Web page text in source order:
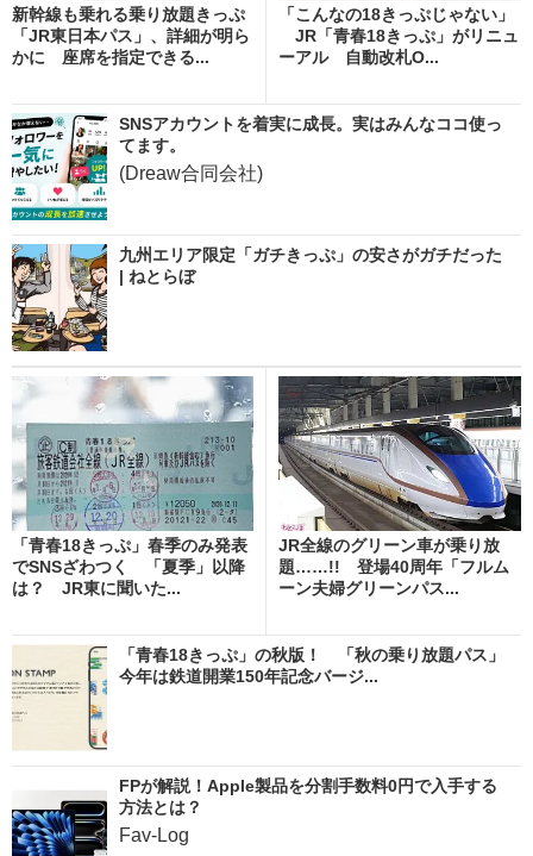
新幹線も乗れる乗り放題きっぷ
「JR東日本パス」、詳細が明ら
かに 座席を指定できる...
「こんなの18きっぷじゃない」
JR「青春18きっぷ」がリニュ
ーアル 自動改札O...
SNSアカウントを着実に成長。実はみんなココ使っ
てます。
(Dreaw合同会社)
九州エリア限定「ガチきっぷ」の安さがガチだった
| ねとらぼ
「青春18きっぷ」春季のみ発表
でSNSざわつく 「夏季」以降
は？ JR東に聞いた...
JR全線のグリーン車が乗り放
題……!! 登場40周年「フルム
ーン夫婦グリーンパス...
「青春18きっぷ」の秋版！ 「秋の乗り放題パス」
今年は鉄道開業150年記念バージ...
FPが解説！Apple製品を分割手数料0円で入手する
方法とは？
Fav-Log